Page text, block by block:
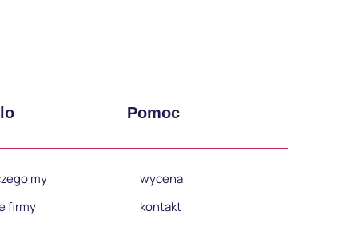
Pomoc
my
firmy
wycena
kontakt